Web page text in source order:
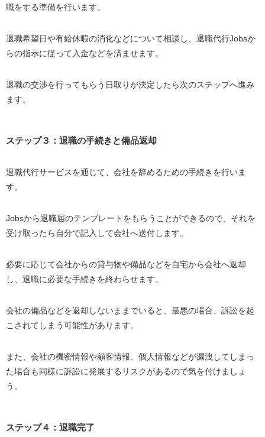
職をする準備を行います。
退職希望日や有給休暇の消化などについて相談し、退職代行Jobsか
らの指示に従って入金などを済ませます。
退職の交渉を行ってもらう日取りが決定したら次のステップへ進み
ます。
ステップ３：退職の手続きと備品返却
退職代行サービスを通じて、会社を辞めるための手続きを行いま
す。
Jobsから退職届のテンプレートをもらうことができるので、それを
受け取ったら自分で記入して会社へ送付します。
必要に応じて会社からの貸与物や備品などを自宅から会社へ返却
し、退職に必要な手続きを終わらせます。
会社の備品などを返却しないままでいると、最悪の場合、訴訟を起
こされてしまう可能性があります。
また、会社の機密情報や顧客情報、個人情報などが漏洩してしまっ
た場合も同様に訴訟に発展するリスクがあるので気を付けましょ
う。
ステップ４：退職完了